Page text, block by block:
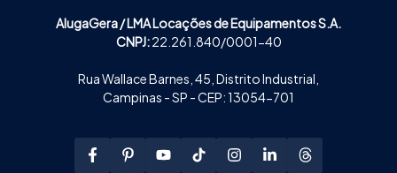
AlugaGera / LMA Locações de Equipamentos S.A.
CNPJ:22.261.840/0001-40
Rua Wallace Barnes, 45, Distrito Industrial,
Campinas - SP - CEP: 13054-701